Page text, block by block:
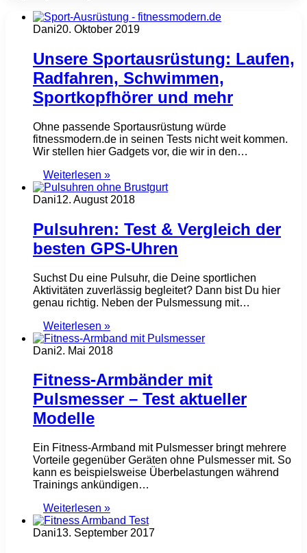
Dani20. Oktober 2019
Unsere Sportausrüstung: Laufen,
Radfahren, Schwimmen,
Sportkopfhörer und mehr
Ohne passende Sportausrüstung würde
fitnessmodern.de in seinen Tests nicht weit kommen.
Wir stellen hier Gadgets vor, die wir in den…
Weiterlesen »
Dani12. August 2018
Pulsuhren: Test & Vergleich der
besten GPS-Uhren
Suchst Du eine Pulsuhr, die Deine sportlichen
Aktivitäten zuverlässig begleitet? Dann bist Du hier
genau richtig. Neben der Pulsmessung mit…
Weiterlesen »
Dani2. Mai 2018
Fitness-Armbänder mit
Pulsmesser – Test aktueller
Modelle
Ein Fitness-Armband mit Pulsmesser bringt mehrere
Vorteile gegenüber Geräten ohne Pulsmesser mit. So
kann es beispielsweise Überbelastungen während
Trainings ankündigen…
Weiterlesen »
Dani13. September 2017